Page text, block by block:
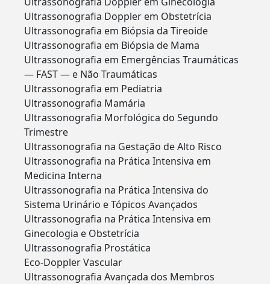
Ultrassonografia Doppler em Obstetrícia
Ultrassonografia em Biópsia da Tireoide
Ultrassonografia em Biópsia de Mama
Ultrassonografia em Emergências Traumáticas
— FAST — e Não Traumáticas
Ultrassonografia em Pediatria
Ultrassonografia Mamária
Ultrassonografia Morfológica do Segundo
Trimestre
Ultrassonografia na Gestação de Alto Risco
Ultrassonografia na Prática Intensiva em
Medicina Interna
Ultrassonografia na Prática Intensiva do
Sistema Urinário e Tópicos Avançados
Ultrassonografia na Prática Intensiva em
Ginecologia e Obstetrícia
Ultrassonografia Prostática
Eco-Doppler Vascular
Ultrassonografia Avançada dos Membros